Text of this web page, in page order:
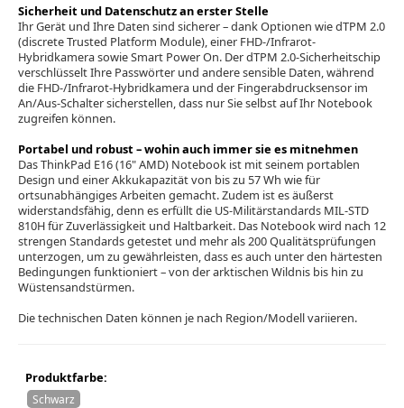
Sicherheit und Datenschutz an erster Stelle
Ihr Gerät und Ihre Daten sind sicherer – dank Optionen wie dTPM 2.0
(discrete Trusted Platform Module), einer FHD-/Infrarot-
Hybridkamera sowie Smart Power On. Der dTPM 2.0-Sicherheitschip
verschlüsselt Ihre Passwörter und andere sensible Daten, während
die FHD-/Infrarot-Hybridkamera und der Fingerabdrucksensor im
An/Aus-Schalter sicherstellen, dass nur Sie selbst auf Ihr Notebook
zugreifen können.
Portabel und robust – wohin auch immer sie es mitnehmen
Das ThinkPad E16 (16" AMD) Notebook ist mit seinem portablen
Design und einer Akkukapazität von bis zu 57 Wh wie für
ortsunabhängiges Arbeiten gemacht. Zudem ist es äußerst
widerstandsfähig, denn es erfüllt die US-Militärstandards MIL-STD
810H für Zuverlässigkeit und Haltbarkeit. Das Notebook wird nach 12
strengen Standards getestet und mehr als 200 Qualitätsprüfungen
unterzogen, um zu gewährleisten, dass es auch unter den härtesten
Bedingungen funktioniert – von der arktischen Wildnis bis hin zu
Wüstensandstürmen.
Die technischen Daten können je nach Region/Modell variieren.
Produktfarbe:
Schwarz